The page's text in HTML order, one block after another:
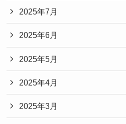
2025年7月
2025年6月
2025年5月
2025年4月
2025年3月